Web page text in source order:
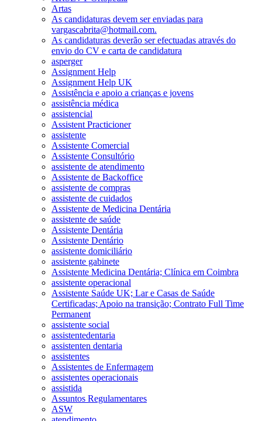
Artas
As candidaturas devem ser enviadas para
vargascabrita@hotmail.com.
As candidaturas deverão ser efectuadas através do
envio do CV e carta de candidatura
asperger
Assignment Help
Assignment Help UK
Assistência e apoio a crianças e jovens
assistência médica
assistencial
Assistent Practicioner
assistente
Assistente Comercial
Assistente Consultório
assistente de atendimento
Assistente de Backoffice
assistente de compras
assistente de cuidados
Assistente de Medicina Dentária
assistente de saúde
Assistente Dentária
Assistente Dentário
assistente domiciliário
assistente gabinete
Assistente Medicina Dentária; Clínica em Coimbra
assistente operacional
Assistente Saúde UK; Lar e Casas de Saúde
Certificadas; Apoio na transição; Contrato Full Time
Permanent
assistente social
assistentedentaria
assistenten dentaria
assistentes
Assistentes de Enfermagem
assistentes operacionais
assistida
Assuntos Regulamentares
ASW